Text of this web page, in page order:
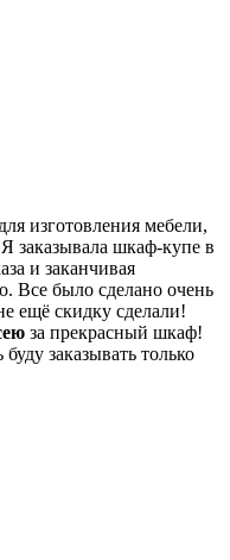
изготовления мебели,
заказывала шкаф-купе в
и заканчивая
Все было сделано очень
ещё скидку сделали!
за прекрасный шкаф!
заказывать только